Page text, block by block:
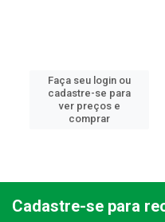
Faça seu login ou
cadastre-se para
ver preços e
comprar
Cadastre-se para